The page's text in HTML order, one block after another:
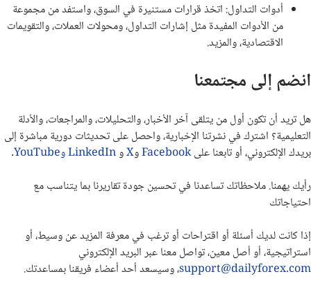
أدوات التداول: اتخذ قرارات مستنيرة في السوق، واستفد من مجموعة
من الأدوات المفيدة مثل إشارات التداول، ومحولات العملات، والتقويمات
الاقتصادية، والمزيد.
انضم إلى مجتمعنا
هل تريد أن تكون أول من يتلقى آخر الأخبار، والتحليلات، والمراجعات، والأدلة
التعليمية؟ اشترك في نشرتنا الإخبارية، واحصل على تحديثات دورية مباشرة إلى
بريدك الإلكتروني، أو تابعنا علىFacebookوXوLinkedInوYouTube
.
رأيك يهمنا. ملاحظاتك تساعدنا في تحسين جودة تقاريرنا بما يتناسب مع
احتياجاتك
إذا كانت لديك أسئلة أو اقتراحات أو ترغب في معرفة المزيد عن وسيط، أو
استراتيجية، أو أصل معين، تواصل معنا عبر البريد الإلكتروني
support@dailyforex.com، وسيسعد أحد أعضاء فريقنا بمساعدتك.